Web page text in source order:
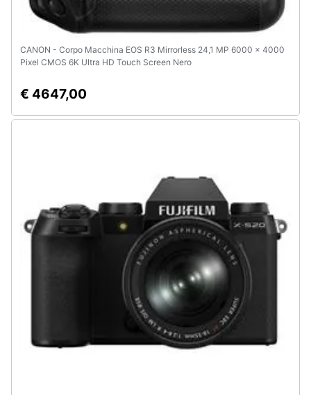
CANON - Corpo Macchina EOS R3 Mirrorless 24,1 MP 6000 x 4000
Pixel CMOS 6K Ultra HD Touch Screen Nero
€ 4647,00